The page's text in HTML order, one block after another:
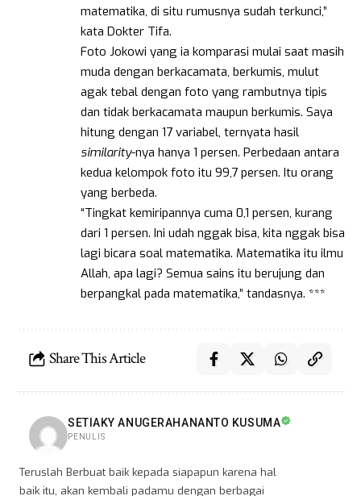
matematika, di situ rumusnya sudah terkunci,”
kata Dokter Tifa.
Foto Jokowi yang ia komparasi mulai saat masih
muda dengan berkacamata, berkumis, mulut
agak tebal dengan foto yang rambutnya tipis
dan tidak berkacamata maupun berkumis. Saya
hitung dengan 17 variabel, ternyata hasil
similarity-nya hanya 1 persen. Perbedaan antara
kedua kelompok foto itu 99,7 persen. Itu orang
yang berbeda.
“Tingkat kemiripannya cuma 0,1 persen, kurang
dari 1 persen. Ini udah nggak bisa, kita nggak bisa
lagi bicara soal matematika. Matematika itu ilmu
Allah, apa lagi? Semua sains itu berujung dan
berpangkal pada matematika,” tandasnya. ***
Share This Article
SETIAKY ANUGERAHANANTO KUSUMA
PENULIS
Teruslah Berbuat baik kepada siapapun karena hal
baik itu, akan kembali padamu dengan berbagai